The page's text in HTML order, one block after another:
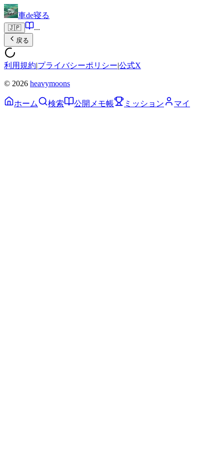
車de寝る
🇯🇵 ...
戻る
利用規約|プライバシーポリシー|公式X
© 2026 heavymoons
ホーム 検索 公開メモ帳 ミッション マイ